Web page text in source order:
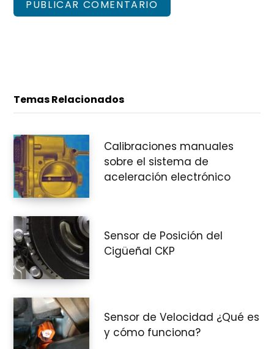
Temas Relacionados
Calibraciones manuales
sobre el sistema de
aceleración electrónico
Sensor de Posición del
Cigüeñal CKP
Sensor de Velocidad ¿Qué es
y cómo funciona?